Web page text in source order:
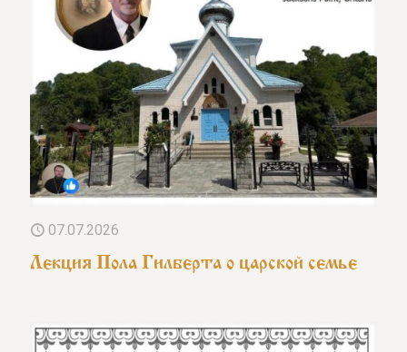
07.07.2026
Лекция Пола Гилберта о царской семье